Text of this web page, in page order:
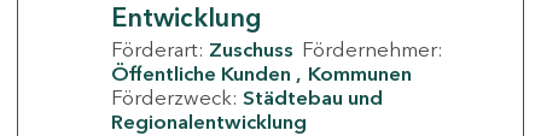
Entwicklung
Förderart: Zuschuss Fördernehmer:
Öffentliche Kunden
Kommunen
Förderzweck: Städtebau und
Regionalentwicklung